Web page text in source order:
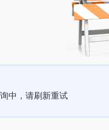
中，请刷新重试